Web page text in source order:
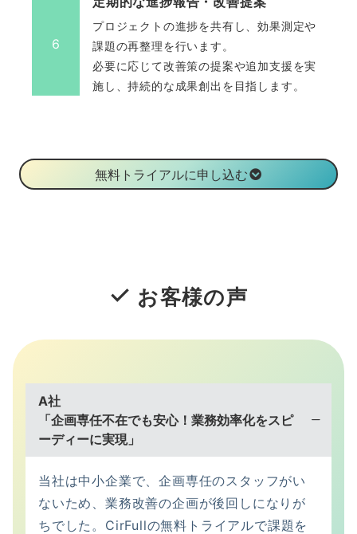
6
プロジェクトの進捗を共有し、効果測定や
課題の再整理を行います。
必要に応じて改善策の提案や追加支援を実
施し、持続的な成果創出を目指します。
無料トライアルに申し込む
お客様の声
A社
「企画専任不在でも安心！業務効率化をスピ
ーディーに実現」
当社は中小企業で、企画専任のスタッフがい
ないため、業務改善の企画が後回しになりが
ちでした。CirFullの無料トライアルで課題を